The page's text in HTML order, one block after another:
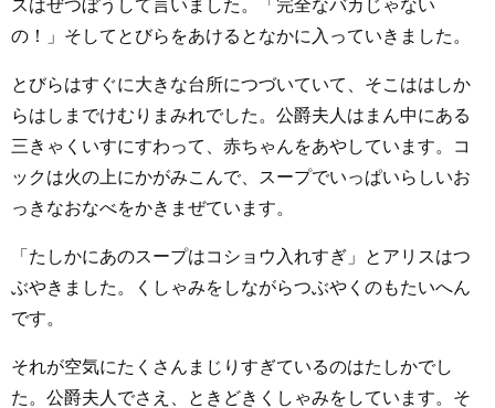
スはぜつぼうして言いました。「完全なバカじゃない
の！」そしてとびらをあけるとなかに入っていきました。
とびらはすぐに大きな台所につづいていて、そこははしか
らはしまでけむりまみれでした。公爵夫人はまん中にある
三きゃくいすにすわって、赤ちゃんをあやしています。コ
ックは火の上にかがみこんで、スープでいっぱいらしいお
っきなおなべをかきまぜています。
「たしかにあのスープはコショウ入れすぎ」とアリスはつ
ぶやきました。くしゃみをしながらつぶやくのもたいへん
です。
それが空気にたくさんまじりすぎているのはたしかでし
た。公爵夫人でさえ、ときどきくしゃみをしています。そ